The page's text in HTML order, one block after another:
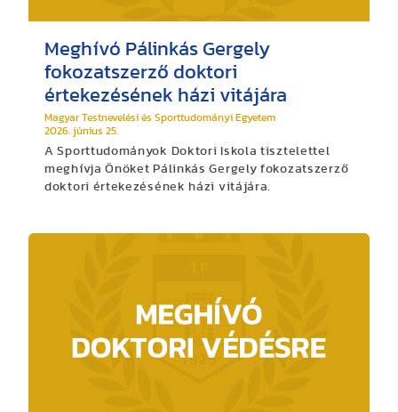
Meghívó Pálinkás Gergely
fokozatszerző doktori
értekezésének házi vitájára
Magyar Testnevelési és Sporttudományi Egyetem
2026. június 25.
A Sporttudományok Doktori Iskola tisztelettel
meghívja Önöket Pálinkás Gergely fokozatszerző
doktori értekezésének házi vitájára.